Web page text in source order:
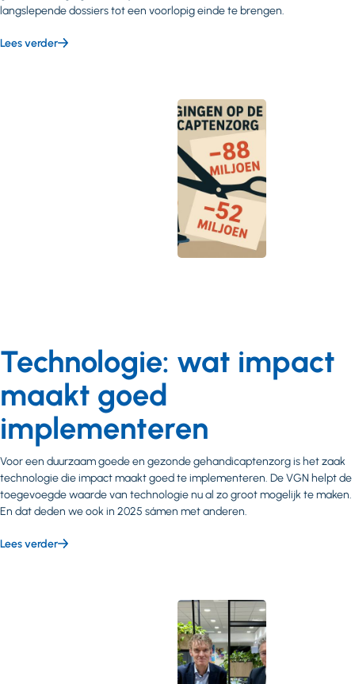
langslepende dossiers tot een voorlopig einde te brengen.
Lees verder
Technologie: wat impact
maakt goed
implementeren
Voor een duurzaam goede en gezonde gehandicaptenzorg is het zaak
technologie die impact maakt goed te implementeren. De VGN helpt de
toegevoegde waarde van technologie nu al zo groot mogelijk te maken.
En dat deden we ook in 2025 sámen met anderen.
Lees verder